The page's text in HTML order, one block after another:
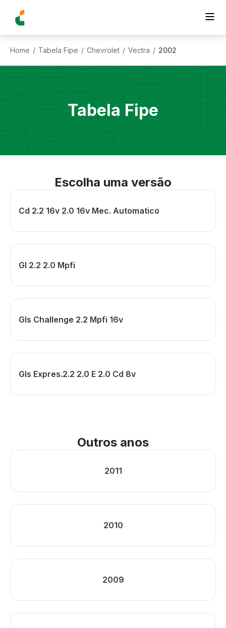
Home / Tabela Fipe / Chevrolet / Vectra / 2002
Tabela Fipe
Escolha uma versão
Cd 2.2 16v 2.0 16v Mec. Automatico
Gl 2.2 2.0 Mpfi
Gls Challenge 2.2 Mpfi 16v
Gls Expres.2.2 2.0 E 2.0 Cd 8v
Outros anos
2011
2010
2009